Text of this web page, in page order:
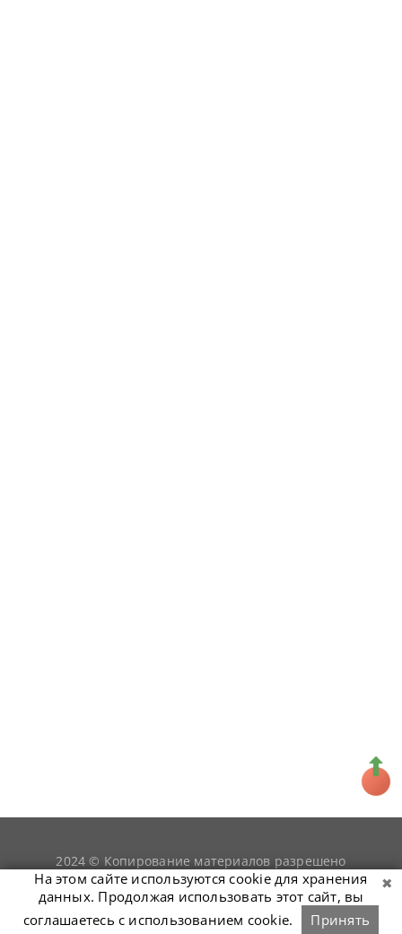
2024 © Копирование материалов разрешено
только при условии гиперссылки наsnookerist.ru
На этом сайте используются cookie для хранения
данных. Продолжая использовать этот сайт, вы
соглашаетесь с использованием cookie.
Принять